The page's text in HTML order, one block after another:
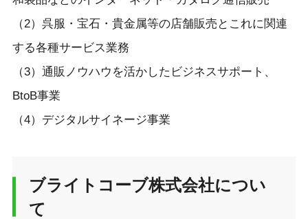
（2）呉服・宝石・貴金属等の店舗販売とこれに関連
する各種サービス業務
（3）通販ノウハウを活かしたビジネスサポート、
BtoB事業
（4）デジタルサイネージ事業
ブライトコーブ株式会社につい
て